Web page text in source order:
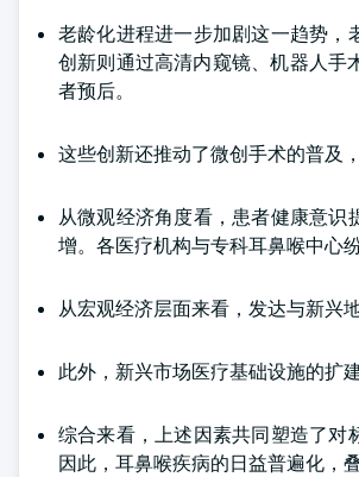
老龄化进程进一步加剧这一趋势，
创新则通过高清内窥镜、机器人手
者预后。
这些创新还推动了微创手术的普及
从微观经济角度看，患者健康意
增。各医疗机构与专科耳鼻喉中心
从宏观经济层面来看，发达与新兴
此外，新兴市场医疗基础设施的扩
综合来看，上述因素共同塑造了对
因此，耳鼻喉疾病的日益普遍化，